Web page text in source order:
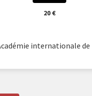
20 €
internationale de